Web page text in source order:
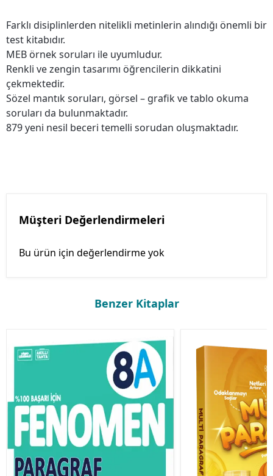
Farklı disiplinlerden nitelikli metinlerin alındığı önemli bir
test kitabıdır.
MEB örnek soruları ile uyumludur.
Renkli ve zengin tasarımı öğrencilerin dikkatini
çekmektedir.
Sözel mantık soruları, görsel – grafik ve tablo okuma
soruları da bulunmaktadır.
879 yeni nesil beceri temelli sorudan oluşmaktadır.
Müşteri Değerlendirmeleri
Bu ürün için değerlendirme yok
Benzer Kitaplar